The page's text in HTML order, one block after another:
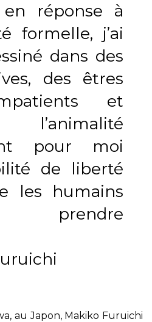
réponse à
formelle, j’ai
dans des
des êtres
et
l’animalité
pour moi
de liberté
les humains
prendre
au Japon, Makiko Furuichi